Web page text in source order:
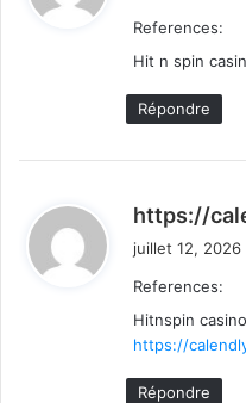
References:
Hit n spin
Répondre
https://
juillet 12, 2026
References:
Hitnspin
https://
Répondre